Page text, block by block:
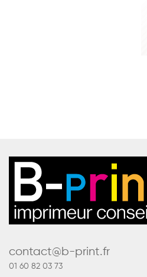
contact@b-print.fr
01 60 82 03 73